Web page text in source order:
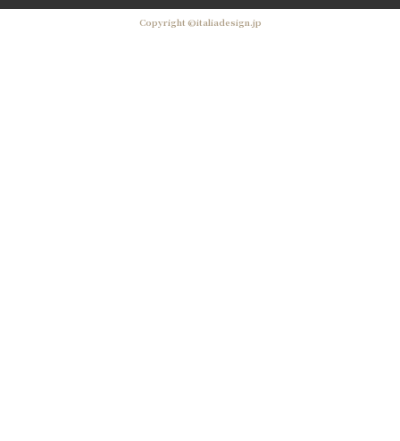
Copyright ©italiadesign.jp